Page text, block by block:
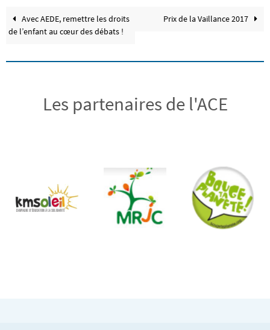
Avec AEDE, remettre les droits
de l’enfant au cœur des débats !
Prix de la Vaillance 2017
Les partenaires de l'ACE